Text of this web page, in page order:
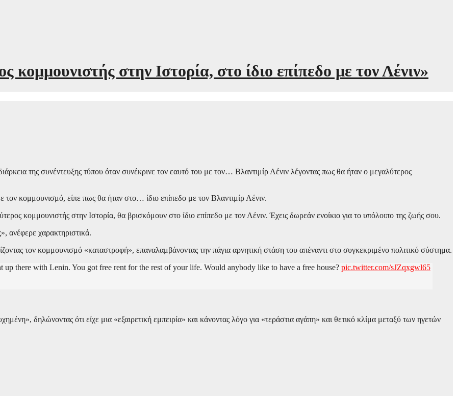
στην Ιστορία, στο ίδιο επίπεδο με τον Λένιν»
της συνέντευξης τύπου όταν συνέκρινε τον εαυτό του με τον… Βλαντιμίρ Λένιν λέγοντας πως θα ήταν ο μεγαλύτερος
κομμουνισμό, είπε πως θα ήταν στο… ίδιο επίπεδο με τον Βλαντιμίρ Λένιν.
κομμουνιστής στην Ιστορία, θα βρισκόμουν στο ίδιο επίπεδο με τον Λένιν. Έχεις δωρεάν ενοίκιο για το υπόλοιπο της ζωής σου.
ανέφερε χαρακτηριστικά.
τον κομμουνισμό «καταστροφή», επαναλαμβάνοντας την πάγια αρνητική στάση του απέναντι στο συγκεκριμένο πολιτικό σύστημα.
there with Lenin. You got free rent for the rest of your life. Would anybody like to have a free house? pic.twitter.com/sJZqxgwl65
δηλώνοντας ότι είχε μια «εξαιρετική εμπειρία» και κάνοντας λόγο για «τεράστια αγάπη» και θετικό κλίμα μεταξύ των ηγετών